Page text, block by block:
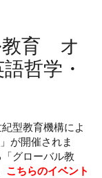
教育 オ
哲学・
型教育機構によ
が開催されま
グローバル教
こちらのイベント